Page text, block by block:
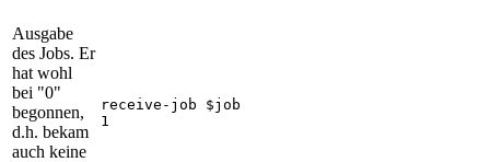
Ausgabe
des Jobs. Er
hat wohl
bei "0"
begonnen,
d.h. bekam
auch keine
receive-job $job
1